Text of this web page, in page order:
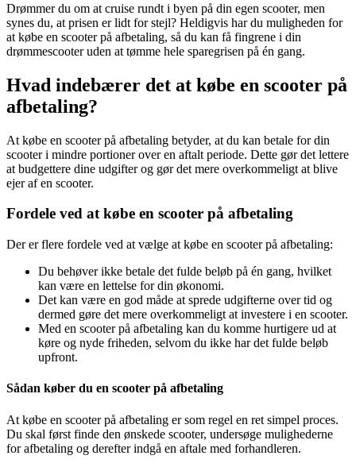
Drømmer du om at cruise rundt i byen på din egen scooter, men
synes du, at prisen er lidt for stejl? Heldigvis har du muligheden for
at købe en scooter på afbetaling, så du kan få fingrene i din
drømmescooter uden at tømme hele sparegrisen på én gang.
Hvad indebærer det at købe en scooter på
afbetaling?
At købe en scooter på afbetaling betyder, at du kan betale for din
scooter i mindre portioner over en aftalt periode. Dette gør det lettere
at budgettere dine udgifter og gør det mere overkommeligt at blive
ejer af en scooter.
Fordele ved at købe en scooter på afbetaling
Der er flere fordele ved at vælge at købe en scooter på afbetaling:
Du behøver ikke betale det fulde beløb på én gang, hvilket
kan være en lettelse for din økonomi.
Det kan være en god måde at sprede udgifterne over tid og
dermed gøre det mere overkommeligt at investere i en scooter.
Med en scooter på afbetaling kan du komme hurtigere ud at
køre og nyde friheden, selvom du ikke har det fulde beløb
upfront.
Sådan køber du en scooter på afbetaling
At købe en scooter på afbetaling er som regel en ret simpel proces.
Du skal først finde den ønskede scooter, undersøge mulighederne
for afbetaling og derefter indgå en aftale med forhandleren.